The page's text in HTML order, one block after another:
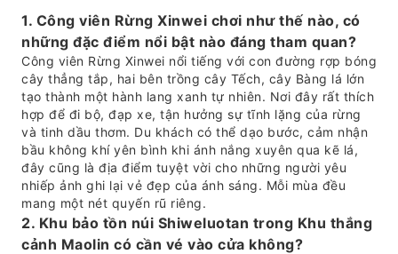
1. Công viên Rừng Xinwei chơi như thế nào, có
những đặc điểm nổi bật nào đáng tham quan?
Công viên Rừng Xinwei nổi tiếng với con đường rợp bóng
cây thẳng tắp, hai bên trồng cây Tếch, cây Bàng lá lớn
tạo thành một hành lang xanh tự nhiên. Nơi đây rất thích
hợp để đi bộ, đạp xe, tận hưởng sự tĩnh lặng của rừng
và tinh dầu thơm. Du khách có thể dạo bước, cảm nhận
bầu không khí yên bình khi ánh nắng xuyên qua kẽ lá,
đây cũng là địa điểm tuyệt vời cho những người yêu
nhiếp ảnh ghi lại vẻ đẹp của ánh sáng. Mỗi mùa đều
mang một nét quyến rũ riêng.
2. Khu bảo tồn núi Shiweluotan trong Khu thắng
cảnh Maolin có cần vé vào cửa không?